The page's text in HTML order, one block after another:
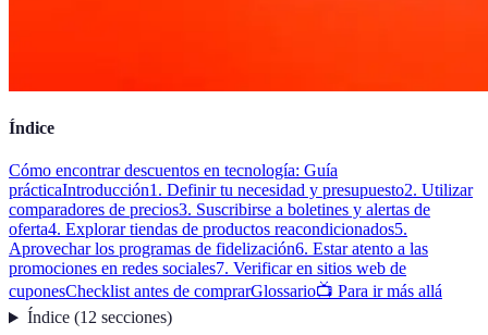
Índice
Cómo encontrar descuentos en tecnología: Guía
prácticaIntroducción1. Definir tu necesidad y presupuesto2. Utilizar
comparadores de precios3. Suscribirse a boletines y alertas de
oferta4. Explorar tiendas de productos reacondicionados5.
Aprovechar los programas de fidelización6. Estar atento a las
promociones en redes sociales7. Verificar en sitios web de
cuponesChecklist antes de comprarGlossario📺 Para ir más allá
Índice(12 secciones)